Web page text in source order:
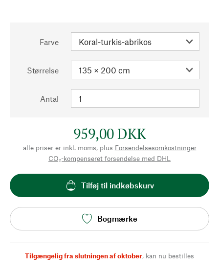
Farve
Størrelse
Antal
959,00 DKK
alle priser er inkl. moms, plus Forsendelsesomkostninger
CO₂-kompenseret forsendelse med DHL
Tilføj til indkøbskurv
Bogmærke
Tilgængelig fra slutningen af oktober, kan nu bestilles